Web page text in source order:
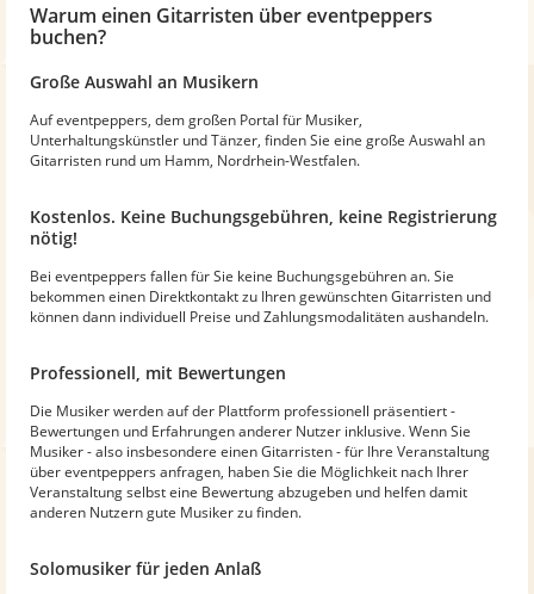
Warum einen Gitarristen über eventpeppers
buchen?
Große Auswahl an Musikern
Auf eventpeppers, dem großen Portal für Musiker,
Unterhaltungskünstler und Tänzer, finden Sie eine große Auswahl an
Gitarristen rund um Hamm, Nordrhein-Westfalen.
Kostenlos. Keine Buchungsgebühren, keine Registrierung
nötig!
Bei eventpeppers fallen für Sie keine Buchungsgebühren an. Sie
bekommen einen Direktkontakt zu Ihren gewünschten Gitarristen und
können dann individuell Preise und Zahlungsmodalitäten aushandeln.
Professionell, mit Bewertungen
Die Musiker werden auf der Plattform professionell präsentiert -
Bewertungen und Erfahrungen anderer Nutzer inklusive. Wenn Sie
Musiker - also insbesondere einen Gitarristen - für Ihre Veranstaltung
über eventpeppers anfragen, haben Sie die Möglichkeit nach Ihrer
Veranstaltung selbst eine Bewertung abzugeben und helfen damit
anderen Nutzern gute Musiker zu finden.
Solomusiker für jeden Anlaß